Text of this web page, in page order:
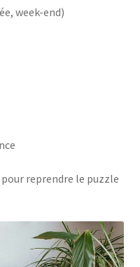
week-end)
reprendre le puzzle